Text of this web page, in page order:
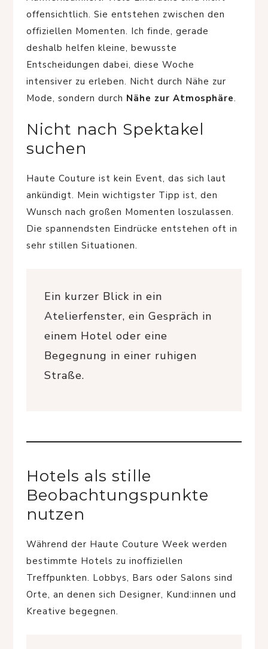
offensichtlich. Sie entstehen zwischen den
offiziellen Momenten. Ich finde, gerade
deshalb helfen kleine, bewusste
Entscheidungen dabei, diese Woche
intensiver zu erleben. Nicht durch Nähe zur
Mode, sondern durch Nähe zur Atmosphäre.
Nicht nach Spektakel
suchen
Haute Couture ist kein Event, das sich laut
ankündigt. Mein wichtigster Tipp ist, den
Wunsch nach großen Momenten loszulassen.
Die spannendsten Eindrücke entstehen oft in
sehr stillen Situationen.
Ein kurzer Blick in ein
Atelierfenster, ein Gespräch in
einem Hotel oder eine
Begegnung in einer ruhigen
Straße.
Hotels als stille
Beobachtungspunkte
nutzen
Während der Haute Couture Week werden
bestimmte Hotels zu inoffiziellen
Treffpunkten. Lobbys, Bars oder Salons sind
Orte, an denen sich Designer, Kund:innen und
Kreative begegnen.